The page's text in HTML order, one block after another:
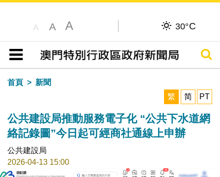
A A A 30°C
目錄
搜尋
首頁
新聞
繁
简 PT
公共建設局推動服務電子化 “公共下水道網
絡記錄圖”今日起可經商社通線上申辦
公共建設局
2026-04-13 15:00